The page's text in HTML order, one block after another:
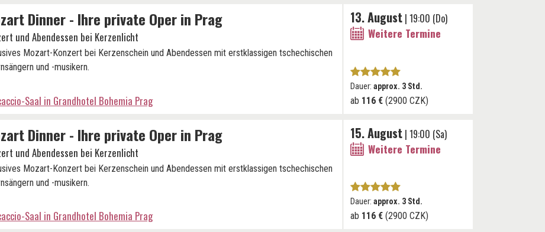
Dinner - Ihre private Oper in Prag
und Abendessen bei Kerzenlicht
Mozart-Konzert bei Kerzenschein und Abendessen mit erstklassigen tschechischen
und -musikern.
Saal in Grandhotel Bohemia Prag
13. August | 19:00 (Do)
Weitere Termine
Dauer: approx. 3 Std.
ab 116 € (2900 CZK)
Dinner - Ihre private Oper in Prag
und Abendessen bei Kerzenlicht
Mozart-Konzert bei Kerzenschein und Abendessen mit erstklassigen tschechischen
und -musikern.
Saal in Grandhotel Bohemia Prag
15. August | 19:00 (Sa)
Weitere Termine
Dauer: approx. 3 Std.
ab 116 € (2900 CZK)